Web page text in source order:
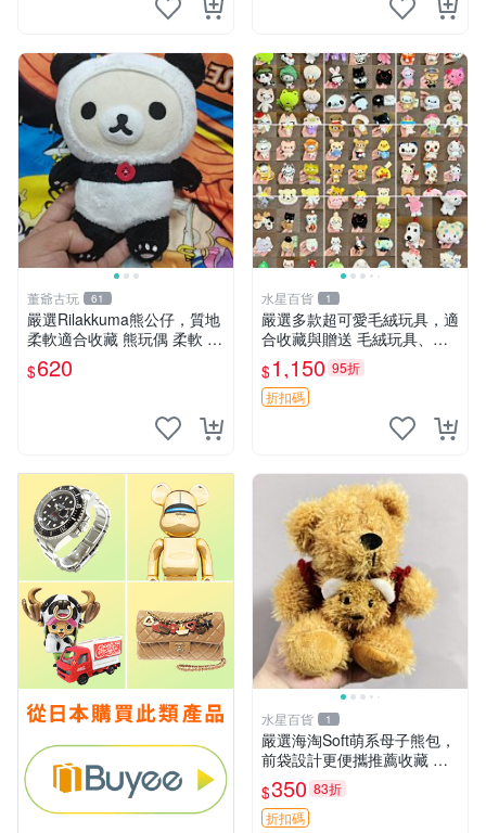
董爺古玩 61
嚴選Rilakkuma熊公仔，質地
柔軟適合收藏 熊玩偶 柔軟 公
仔 收藏
$620
水星百貨 1
嚴選多款超可愛毛絨玩具，適
合收藏與贈送 毛絨玩具、抱
枕、公仔
$1,150 95折
折扣碼
水星百貨 1
嚴選海淘Soft萌系母子熊包，
前袋設計更便攜推薦收藏 母
子熊 軟綿綿 包包
$350 83折
折扣碼